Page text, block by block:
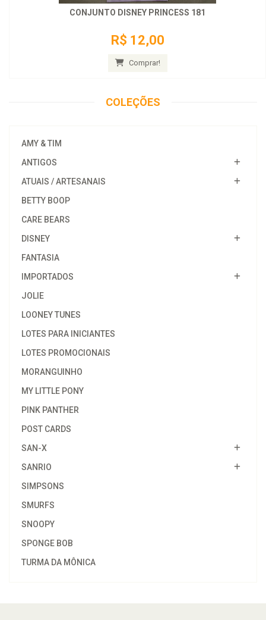
CONJUNTO DISNEY PRINCESS 181
R$ 12,00
Comprar!
COLEÇÕES
AMY & TIM
ANTIGOS
ATUAIS / ARTESANAIS
BETTY BOOP
CARE BEARS
DISNEY
FANTASIA
IMPORTADOS
JOLIE
LOONEY TUNES
LOTES PARA INICIANTES
LOTES PROMOCIONAIS
MORANGUINHO
MY LITTLE PONY
PINK PANTHER
POST CARDS
SAN-X
SANRIO
SIMPSONS
SMURFS
SNOOPY
SPONGE BOB
TURMA DA MÔNICA